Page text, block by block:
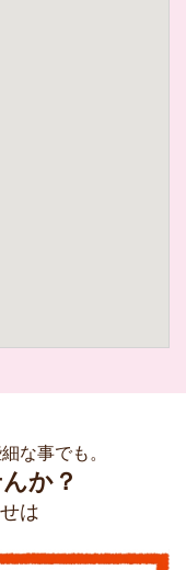
な事でも。
か？
は